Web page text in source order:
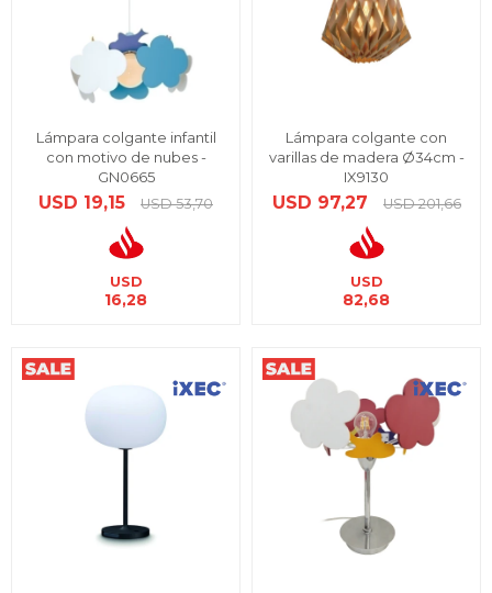
Lámpara colgante infantil
con motivo de nubes -
GN0665
USD 19,15 USD 53,70
USD
16,28
Lámpara colgante con
varillas de madera Ø34cm -
IX9130
USD 97,27 USD 201,66
USD
82,68